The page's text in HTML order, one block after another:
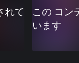
れて
この コン
います